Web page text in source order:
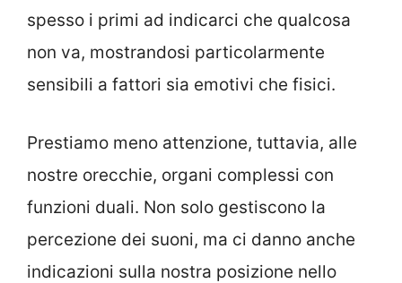
spesso i primi ad indicarci che qualcosa
non va, mostrandosi particolarmente
sensibili a fattori sia emotivi che fisici.
Prestiamo meno attenzione, tuttavia, alle
nostre orecchie, organi complessi con
funzioni duali. Non solo gestiscono la
percezione dei suoni, ma ci danno anche
indicazioni sulla nostra posizione nello